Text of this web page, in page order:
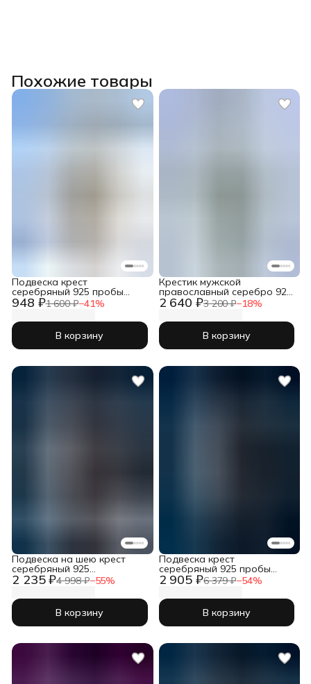
Похожие товары
948 ₽1 600 ₽−41%
Подвеска крест
серебряный 925 пробы
православный
В корзину
2 640 ₽3 200 ₽−18%
Крестик мужской
православный серебро 925
пробы
В корзину
2 235 ₽4 998 ₽−55%
Подвеска на шею крест
серебряный 925
православный
В корзину
2 905 ₽6 379 ₽−54%
Подвеска крест
серебряный 925 пробы
православный
В корзину